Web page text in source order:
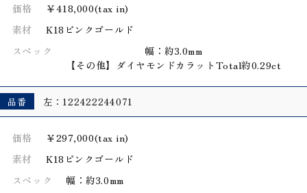
価格
￥418,000(tax in)
素材
K18ピンクゴールド
スペック
幅：約3.0mm
【その他】ダイヤモンドカラットTotal約0.29ct
品番 左：122422244071
価格
￥297,000(tax in)
素材
K18ピンクゴールド
スペック
幅：約3.0mm